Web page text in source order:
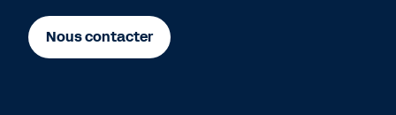
Nous contacter